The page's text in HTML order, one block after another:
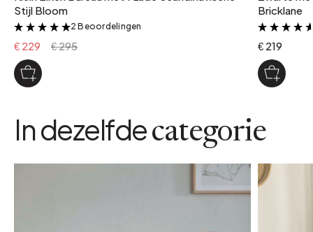
Stijl Bloom
&
2 Beoordelingen
€ 229 € 295
Bricklane
€ 219
In dezelfdecategorie